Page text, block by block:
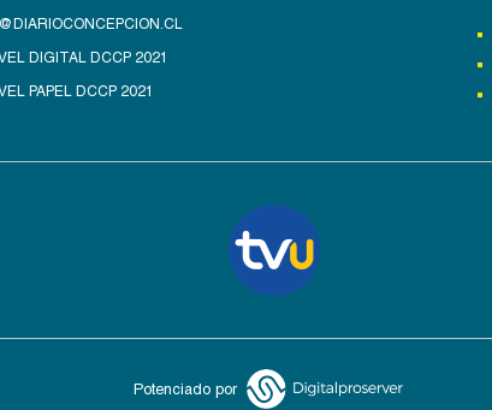
DIGITAL DCCP 2021
PAPEL DCCP 2021
Potenciado por